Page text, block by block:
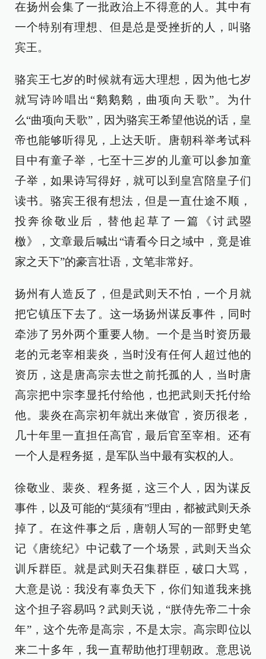
在扬州会集了一批政治上不得意的人。其中有
一个特别有理想、但是总是受挫折的人，叫骆
宾王。
骆宾王七岁的时候就有远大理想，因为他七岁
就写诗吟唱出“鹅鹅鹅，曲项向天歌”。为什
么“曲项向天歌”，因为骆宾王希望他说的话，皇
帝也能够听得见，上达天听。唐朝科举考试科
目中有童子举，七至十三岁的儿童可以参加童
子举，如果诗写得好，就可以到皇宫陪皇子们
读书。骆宾王很有想法，但是一直仕途不顺，
投奔徐敬业后，替他起草了一篇《讨武曌
檄》，文章最后喊出“请看今日之域中，竟是谁
家之天下”的豪言壮语，文笔非常好。
扬州有人造反了，但是武则天不怕，一个月就
把它镇压下去了。这一场扬州谋反事件，同时
牵涉了另外两个重要人物。一个是当时资历最
老的元老宰相裴炎，当时没有任何人超过他的
资历，这是唐高宗去世之前托孤的人，当时唐
高宗把中宗李显托付给他，也把武则天托付给
他。裴炎在高宗初年就出来做官，资历很老，
几十年里一直担任高官，最后官至宰相。还有
一个人是程务挺，是军队当中最有实权的人。
徐敬业、裴炎、程务挺，这三个人，因为谋反
事件，以及可能的“莫须有”理由，都被武则天杀
掉了。在这件事之后，唐朝人写的一部野史笔
记《唐统纪》中记载了一个场景，武则天当众
训斥群臣。就是武则天召集群臣，破口大骂，
大意是说：我没有辜负天下，你们知道我来挑
这个担子容易吗？武则天说，“朕侍先帝二十余
年”，这个先帝是高宗，不是太宗。高宗即位以
来二十多年，我一直帮助他打理朝政。意思说